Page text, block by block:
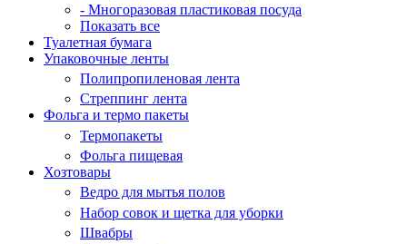
- Многоразовая пластиковая посуда
Показать все
Туалетная бумага
Упаковочные ленты
Полипропиленовая лента
Стреппинг лента
Фольга и термо пакеты
Термопакеты
Фольга пищевая
Хозтовары
Ведро для мытья полов
Набор совок и щетка для уборки
Швабры